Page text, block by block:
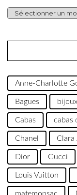
ARCHIVES…
Anne-Charlotte
Bagues bijoux
Cabas cabas
Chanel Clara
Dior Gucci
Louis Vuitton
matemonsac